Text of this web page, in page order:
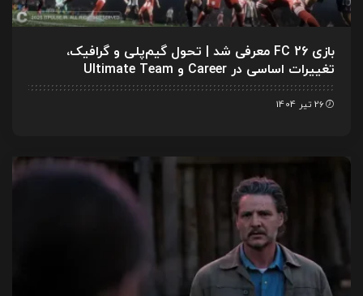
بازی FC 26 معرفی شد | تحول گیم‌پلی و گرافیک،
تغییرات اساسی در Career و Ultimate Team
26 تیر 1404